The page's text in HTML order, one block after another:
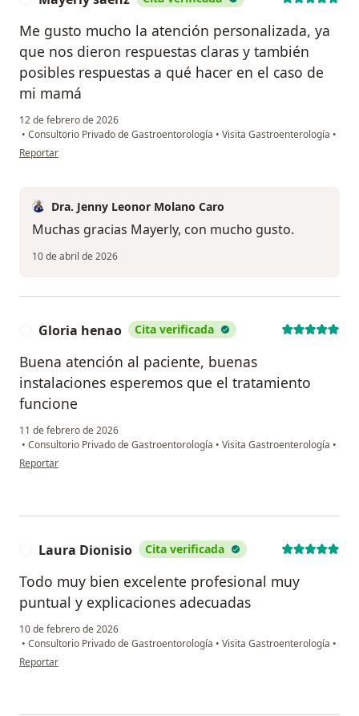
Me gusto mucho la atención personalizada, ya
que nos dieron respuestas claras y también
posibles respuestas a qué hacer en el caso de
mi mamá
12 de febrero de 2026
• Consultorio Privado de Gastroentorología • Visita Gastroenterología •
en opinión del usuario Mayerly saenz
Reportar
Dra. Jenny Leonor Molano Caro
Muchas gracias Mayerly, con mucho gusto.
10 de abril de 2026
Gloria henao Cita verificada
Buena atención al paciente, buenas
instalaciones esperemos que el tratamiento
funcione
11 de febrero de 2026
• Consultorio Privado de Gastroentorología • Visita Gastroenterología •
en opinión del usuario Gloria henao
Reportar
Laura Dionisio Cita verificada
Todo muy bien excelente profesional muy
puntual y explicaciones adecuadas
10 de febrero de 2026
• Consultorio Privado de Gastroentorología • Visita Gastroenterología •
en opinión del usuario Laura Dionisio
Reportar